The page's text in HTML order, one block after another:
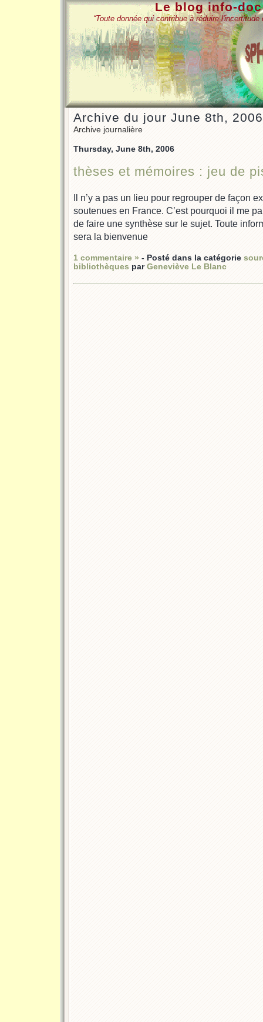
Le blog info-
“Toute donnée qui contribue à réduire
Archive du jour June 8th, 2006
Archive journalière
Thursday, June 8th, 2006
thèses et mémoires : jeu de
Il n’y a pas un lieu pour regrouper de façon
soutenues en France. C’est pourquoi il me
de faire une synthèse sur le sujet. Toute
sera la bienvenue
1 commentaire » - Posté dans la catégorie
bibliothèques par Geneviève Le Blanc